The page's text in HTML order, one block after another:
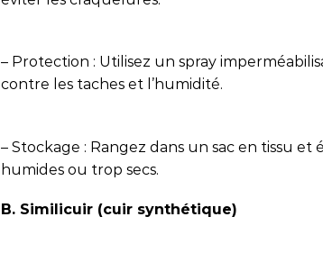
– Protection : Utilisez un spray
contre les taches et l’humidité.
– Stockage : Rangez dans un sac en tissu et
humides ou trop secs.
B. Similicuir (cuir synthétique)